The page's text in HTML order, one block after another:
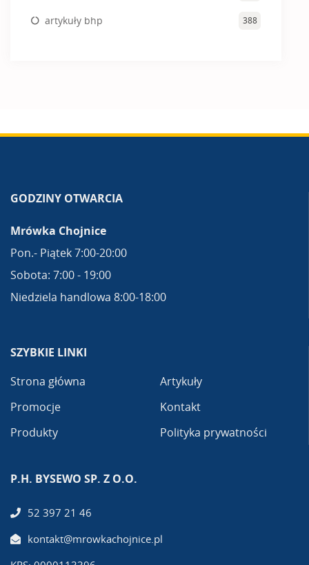
artykuły bhp 388
GODZINY OTWARCIA
Mrówka Chojnice
Pon.- Piątek 7:00-20:00
Sobota: 7:00 - 19:00
Niedziela handlowa 8:00-18:00
SZYBKIE LINKI
Strona główna
Promocje
Produkty
Artykuły
Kontakt
Polityka prywatności
P.H. BYSEWO SP. Z O.O.
52 397 21 46
kontakt@mrowkachojnice.pl